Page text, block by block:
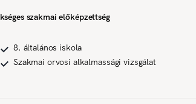
szakmai előképzettség
8. általános iskola
Szakmai orvosi alkalmassági vizsgálat